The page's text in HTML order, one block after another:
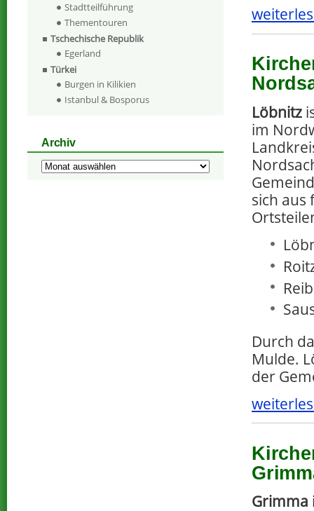
Löbnitz
im
sich aus
Durch
Mulde.
der
Grimma
Stadtteilführung
Thementouren
Tschechische Republik
Egerland
Türkei
Burgen in Kilikien
Istanbul & Bosporus
Archiv
Archiv